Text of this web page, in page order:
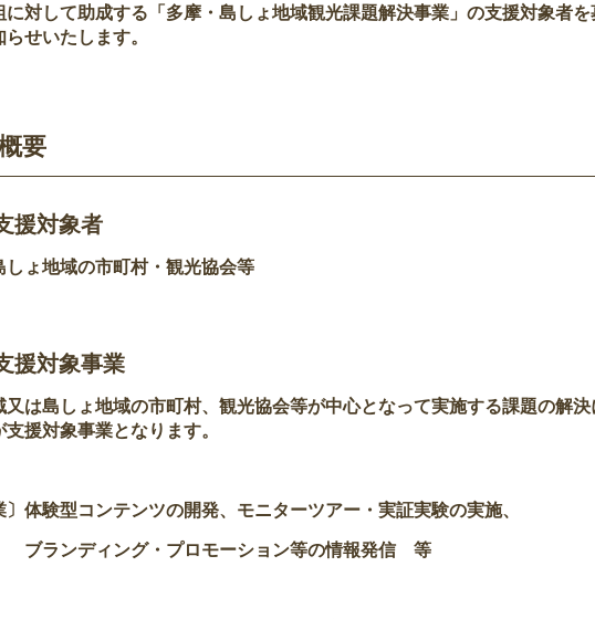
に対して助成する「多摩・島しょ地域観光課題解決事業」の支援対象者を
せいたします。
要
援対象者
ょ地域の市町村・観光協会等
援対象事業
島しょ地域の市町村、観光協会等が中心となって実施する課題の解決
支援対象事業となります。
〕体験型コンテンツの開発、モニターツアー・実証実験の実施、
ング・プロモーション等の情報発信 等